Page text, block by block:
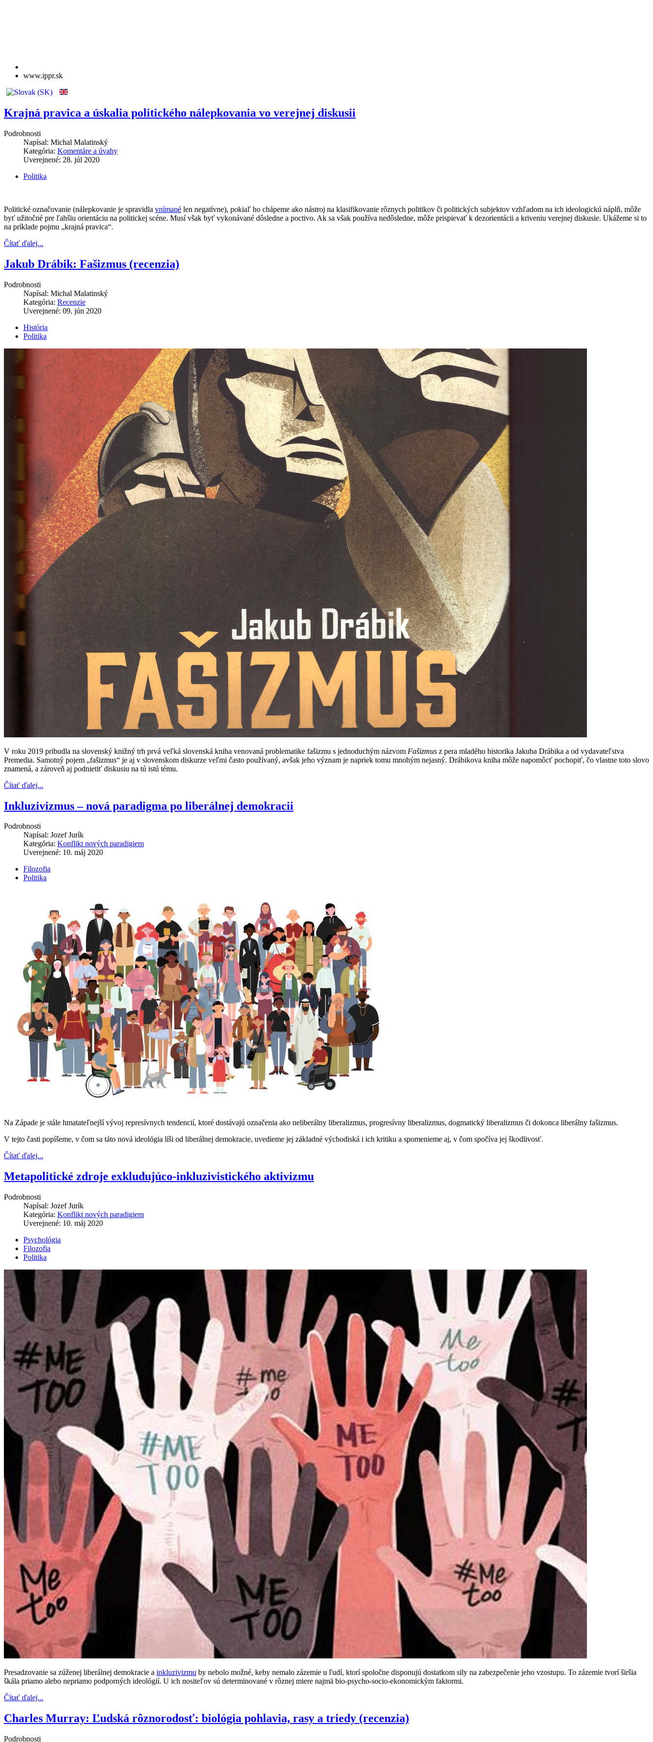
www.ippr.sk
Krajná pravica a úskalia politického nálepkovania vo verejnej diskusii
Podrobnosti
Napísal: Michal Malatinský
Kategória: Komentáre a úvahy
Uverejnené: 28. júl 2020
Politika
Politické označovanie (nálepkovanie je spravidla vnímané len negatívne), pokiaľ ho chápeme ako nástroj na klasifikovanie rôznych politikov či politických subjektov vzhľadom na ich ideologickú náplň, môže
byť užitočné pre ľahšiu orientáciu na politickej scéne. Musí však byť vykonávané dôsledne a poctivo. Ak sa však používa nedôsledne, môže prispievať k dezorientácii a kriveniu verejnej diskusie. Ukážeme si to
na príklade pojmu „krajná pravica“.
Čítať ďalej...
Jakub Drábik: Fašizmus (recenzia)
Podrobnosti
Napísal: Michal Malatinský
Kategória: Recenzie
Uverejnené: 09. jún 2020
História
Politika
V roku 2019 pribudla na slovenský knižný trh prvá veľká slovenská kniha venovaná problematike fašizmu s jednoduchým názvom Fašizmus z pera mladého historika Jakuba Drábika a od vydavateľstva
Premedia. Samotný pojem „fašizmus“ je aj v slovenskom diskurze veľmi často používaný, avšak jeho význam je napriek tomu mnohým nejasný. Drábikova kniha môže napomôcť pochopiť, čo vlastne toto slovo
znamená, a zároveň aj podnietiť diskusiu na tú istú tému.
Čítať ďalej...
Inkluzivizmus – nová paradigma po liberálnej demokracii
Podrobnosti
Napísal: Jozef Jurík
Kategória: Konflikt nových paradigiem
Uverejnené: 10. máj 2020
Filozofia
Politika
Na Západe je stále hmatateľnejší vývoj represívnych tendencií, ktoré dostávajú označenia ako neliberálny liberalizmus, progresívny liberalizmus, dogmatický liberalizmus či dokonca liberálny fašizmus.
V tejto časti popíšeme, v čom sa táto nová ideológia líši od liberálnej demokracie, uvedieme jej základné východiská i ich kritiku a spomenieme aj, v čom spočíva jej škodlivosť.
Čítať ďalej...
Metapolitické zdroje exkludujúco-inkluzivistického aktivizmu
Podrobnosti
Napísal: Jozef Jurík
Kategória: Konflikt nových paradigiem
Uverejnené: 10. máj 2020
Psychológia
Filozofia
Politika
Presadzovanie sa zúženej liberálnej demokracie a inkluzivizmu by nebolo možné, keby nemalo zázemie u ľudí, ktorí spoločne disponujú dostatkom sily na zabezpečenie jeho vzostupu. To zázemie tvorí širšia
škála priamo alebo nepriamo podporných ideológií. U ich nositeľov sú determinované v rôznej miere najmä bio-psycho-socio-ekonomickým faktormi.
Čítať ďalej...
Charles Murray: Ľudská rôznorodosť: biológia pohlavia, rasy a triedy (recenzia)
Podrobnosti